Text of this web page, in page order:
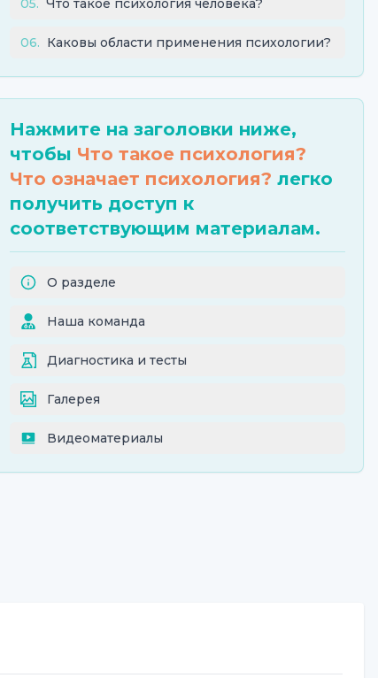
05. Что такое психология человека?
06. Каковы области применения психологии?
Нажмите на заголовки ниже,
чтобы Что такое психология?
Что означает психология? легко
получить доступ к
соответствующим материалам.
О разделе
Наша команда
Диагностика и тесты
Галерея
Видеоматериалы